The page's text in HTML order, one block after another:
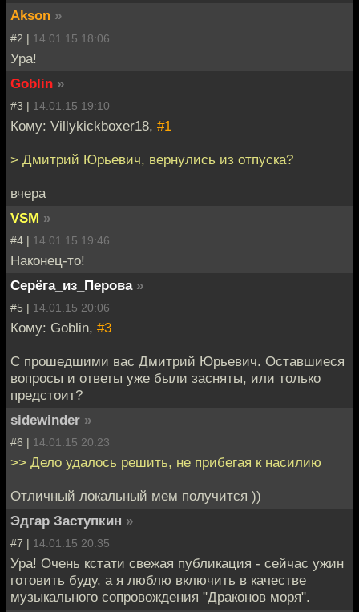
Akson »
#2 | 14.01.15 18:06
Ура!
Goblin »
#3 | 14.01.15 19:10
Кому: Villykickboxer18, #1
> Дмитрий Юрьевич, вернулись из отпуска?
вчера
VSM »
#4 | 14.01.15 19:46
Наконец-то!
Серёга_из_Перова »
#5 | 14.01.15 20:06
Кому: Goblin, #3
С прошедшими вас Дмитрий Юрьевич. Оставшиеся
вопросы и ответы уже были засняты, или только
предстоит?
sidewinder »
#6 | 14.01.15 20:23
>> Дело удалось решить, не прибегая к насилию
Отличный локальный мем получится ))
Эдгар Заступкин »
#7 | 14.01.15 20:35
Ура! Очень кстати свежая публикация - сейчас ужин
готовить буду, а я люблю включить в качестве
музыкального сопровождения "Драконов моря".